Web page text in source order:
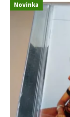
Novinka